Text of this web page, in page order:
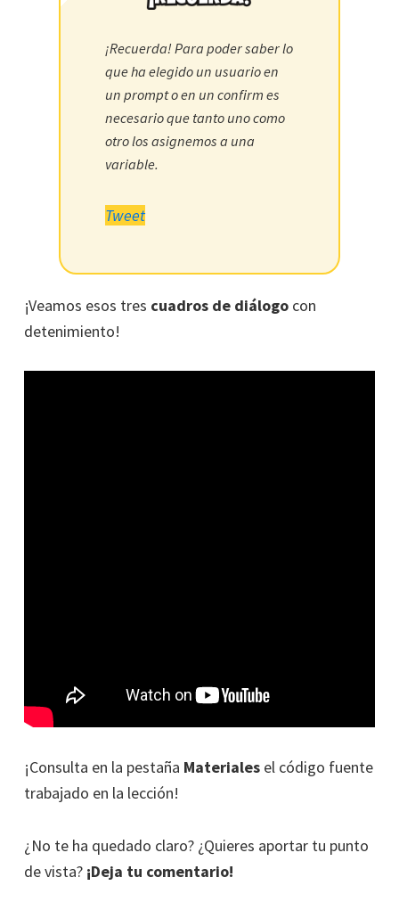
¡Recuerda! Para poder saber lo
que ha elegido un usuario en
un prompt o en un confirm es
necesario que tanto uno como
otro los asignemos a una
variable.
Tweet
¡Veamos esos tres cuadros de diálogo con
detenimiento!
¡Consulta en la pestaña Materiales el código fuente
trabajado en la lección!
¿No te ha quedado claro? ¿Quieres aportar tu punto
de vista? ¡Deja tu comentario!